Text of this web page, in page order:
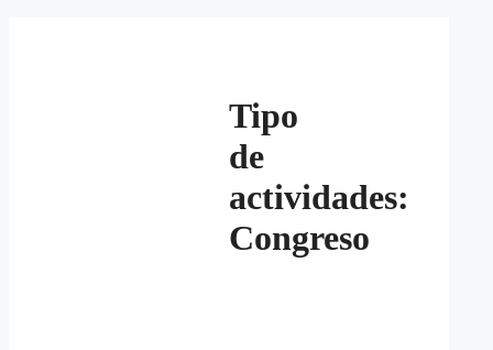
Tipo
de
actividades:
Congreso